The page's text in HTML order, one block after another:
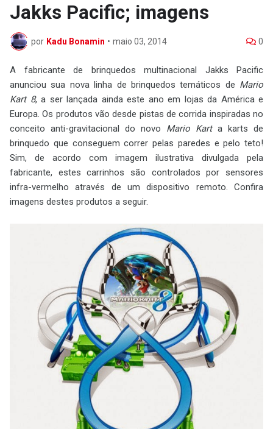
Jakks Pacific; imagens
por Kadu Bonamin • maio 03, 2014 0
A fabricante de brinquedos multinacional Jakks Pacific
anunciou sua nova linha de brinquedos temáticos de Mario
Kart 8, a ser lançada ainda este ano em lojas da América e
Europa. Os produtos vão desde pistas de corrida inspiradas no
conceito anti-gravitacional do novo Mario Karta karts de
brinquedo que conseguem correr pelas paredes e pelo teto!
Sim, de acordo com imagem ilustrativa divulgada pela
fabricante, estes carrinhos são controlados por sensores
infra-vermelho através de um dispositivo remoto. Confira
imagens destes produtos a seguir.